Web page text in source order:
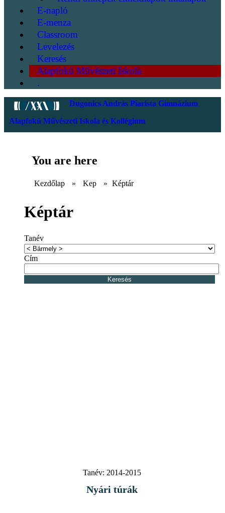
E-napló
E-menza
Classroom
Levelezés
Keresés
Alapfokú Művészeti Iskola
.
Dugonics András Piarista Gimnázium
Alapfokú Művészeti Iskola és Kollégium
You are here
Kezdőlap » Kep » Képtár
Képtár
Tanév
Cím
Tanév: 2014-2015
Nyári túrák